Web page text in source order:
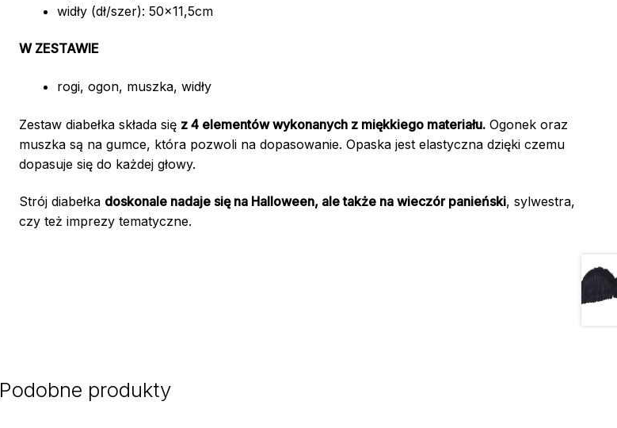
widły (dł/szer): 50×11,5cm
W ZESTAWIE
rogi, ogon, muszka, widły
Zestaw diabełka składa się z 4 elementów wykonanych z miękkiego materiału.Ogonek oraz
muszka są na gumce, która pozwoli na dopasowanie. Opaska jest elastyczna dzięki czemu
dopasuje się do każdej głowy.
Strój diabełka doskonale nadaje się na Halloween, ale także na wieczór panieński, sylwestra,
czy też imprezy tematyczne.
Podobne produkty